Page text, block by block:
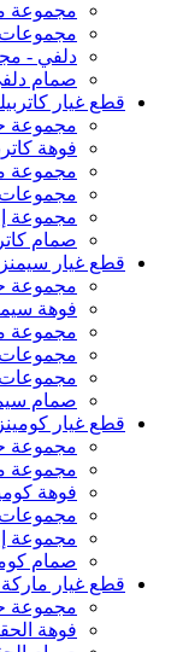
مجموعة
دلفي -
صمام
قطع غيار
مجموعة
فوهة
مجموعة
مجموعات
مجموعة
صمام
قطع غيار سيمنز
مجموعة
فوهة
مجموعة
مجموعات
صمام
قطع غيار
مجموعة
مجموعة
فوهة
مجموعة
صمام
قطع غيار ماركة UD
مجموعة
فوهة